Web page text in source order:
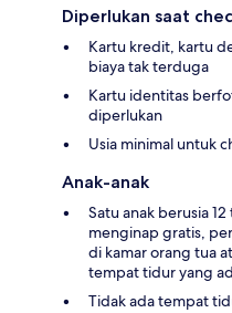
Diperlukan saat
Kartu kredit, kartu
biaya tak terduga
Kartu identitas
diperlukan
Usia minimal untuk
Anak-anak
Satu anak berusia
menginap gratis,
di kamar orang tua
tempat tidur yang
Tidak ada tempat